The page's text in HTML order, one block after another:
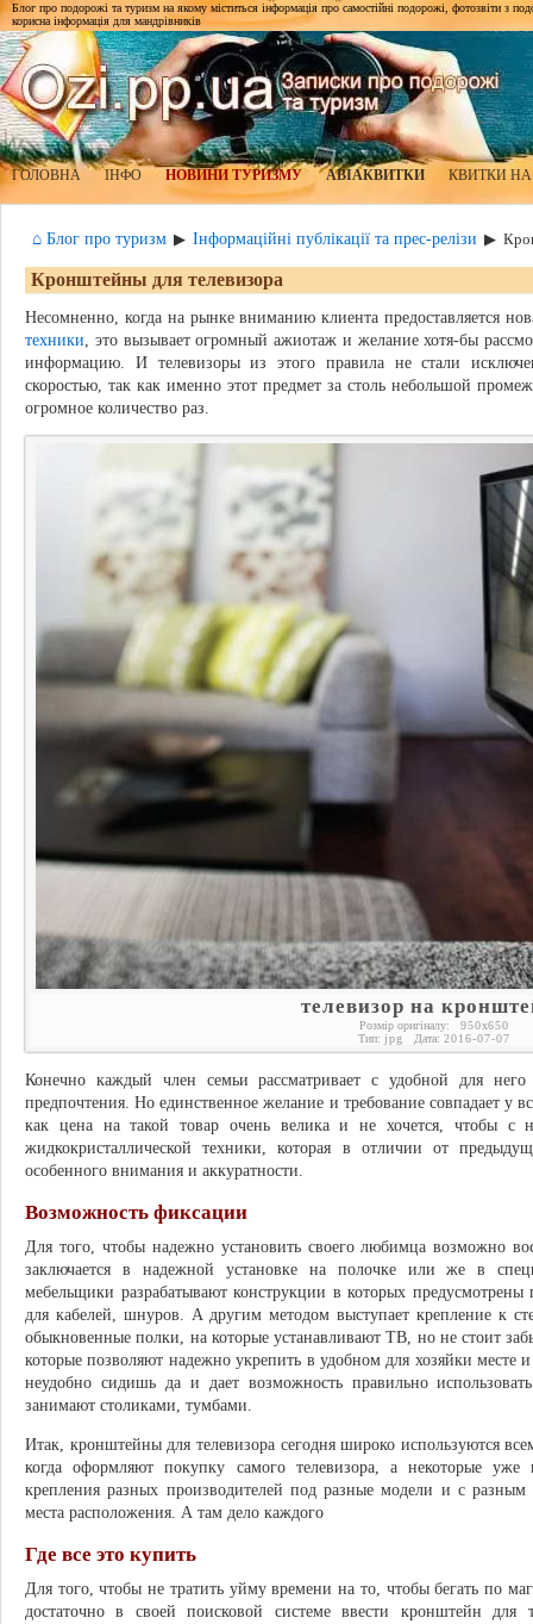
Блог про подорожі та туризм на якому міститься інформація про самостійні подорожі, фотозвіти з
корисна інформація для мандрівників
ГОЛОВНА ІНФО НОВИНИ ТУРИЗМУ АВІАКВИТКИ КВИТКИ
⌂ Блог про туризм ▶ Інформаційні публікації та прес-релізи ▶
Кронштейны для телевизора
Несомненно, когда на рынке вниманию клиента предоставляется
техники, это вызывает огромный ажиотаж и желание хотя-бы
информацию. И телевизоры из этого правила не стали
скоростью, так как именно этот предмет за столь небольшой
огромное количество раз.
телевизор на
Розмір оригіналу: 950x650
Тип: jpg Дата: 2016-07-07
Конечно каждый член семьи рассматривает с удобной для
предпочтения. Но единственное желание и требование совпадает у
как цена на такой товар очень велика и не хочется, чтобы
жидкокристаллической техники, которая в отличии от
особенного внимания и аккуратности.
Возможность фиксации
Для того, чтобы надежно установить своего любимца возможно
заключается в надежной установке на полочке или же в
мебельщики разрабатывают конструкции в которых
для кабелей, шнуров. А другим методом выступает крепление к
обыкновенные полки, на которые устанавливают ТВ, но не стоит
которые позволяют надежно укрепить в удобном для хозяйки месте и
неудобно сидишь да и дает возможность правильно
занимают столиками, тумбами.
Итак, кронштейны для телевизора сегодня широко используются
когда оформляют покупку самого телевизора, а некоторые уже
крепления разных производителей под разные модели и с
места расположения. А там дело каждого
Где все это купить
Для того, чтобы не тратить уйму времени на то, чтобы бегать по
достаточно в своей поисковой системе ввести кронштейн для